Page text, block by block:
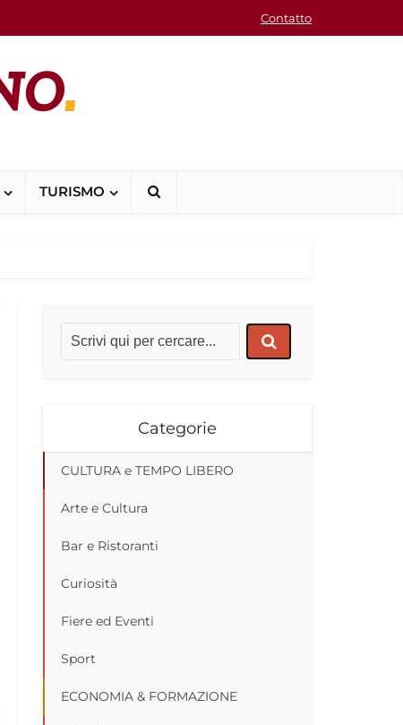
Contatto
TURISMO
Categorie
CULTURA e TEMPO LIBERO
Arte e Cultura
Bar e Ristoranti
Curiosità
Fiere ed Eventi
Sport
ECONOMIA & FORMAZIONE